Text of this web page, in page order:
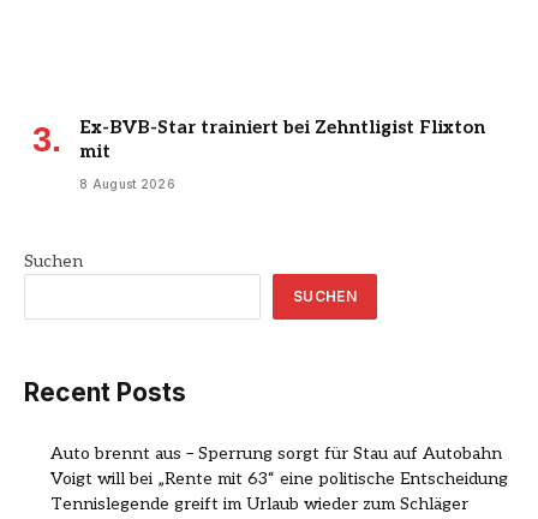
Ex-BVB-Star trainiert bei Zehntligist Flixton
mit
8 August 2026
Suchen
SUCHEN
Recent Posts
Auto brennt aus – Sperrung sorgt für Stau auf Autobahn
Voigt will bei „Rente mit 63“ eine politische Entscheidung
Tennislegende greift im Urlaub wieder zum Schläger